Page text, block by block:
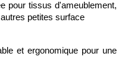
pour tissus d'ameublement,
petites surface
et ergonomique pour une